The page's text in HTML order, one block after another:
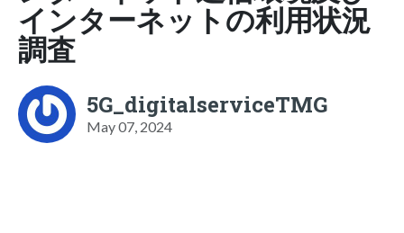
インターネットの利用状況
調査
5G_digitalserviceTMG
May 07, 2024